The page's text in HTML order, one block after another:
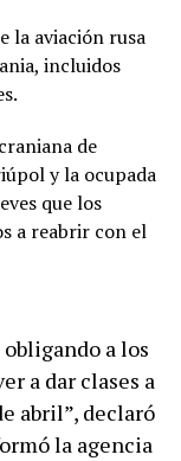
la aviación rusa
incluidos
de
y la ocupada
que los
a reabrir con el
obligando a los
a dar clases a
abril”, declaró
la agencia